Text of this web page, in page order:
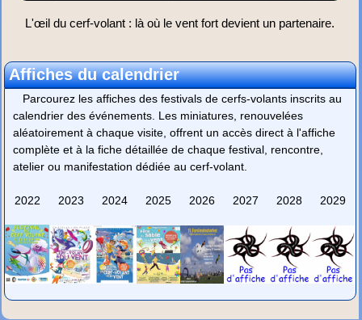
L'œil du cerf-volant : là où le vent fort devient un partenaire.
Affiches du calendrier
Parcourez les affiches des festivals de cerfs-volants inscrits au
calendrier des événements. Les miniatures, renouvelées
aléatoirement à chaque visite, offrent un accès direct à l'affiche
complète et à la fiche détaillée de chaque festival, rencontre,
atelier ou manifestation dédiée au cerf-volant.
2022 2023 2024 2025 2026 2027 2028 2029